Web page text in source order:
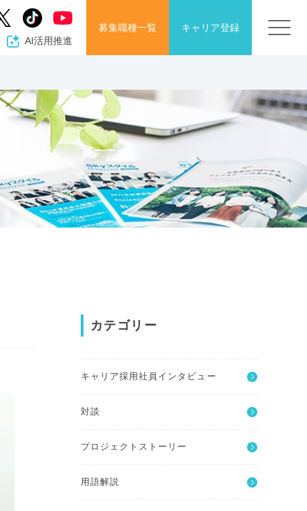
AI活用推進
募集職種一覧 キャリア登録
カテゴリー
キャリア採用社員インタビュー
対談
プロジェクトストーリー
用語解説